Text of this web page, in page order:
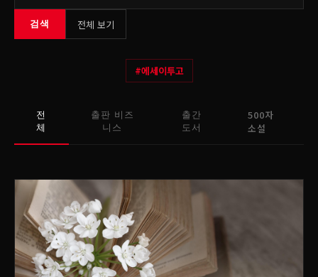
검색 전체 보기
#에세이투고
전
체
출판 비즈
니스
출간
도서
500자
소설